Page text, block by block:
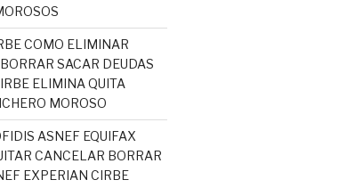
COMO ELIMINAR
SACAR DEUDAS
ELIMINA QUITA
MOROSO
ASNEF EQUIFAX
CANCELAR BORRAR
EXPERIAN CIRBE